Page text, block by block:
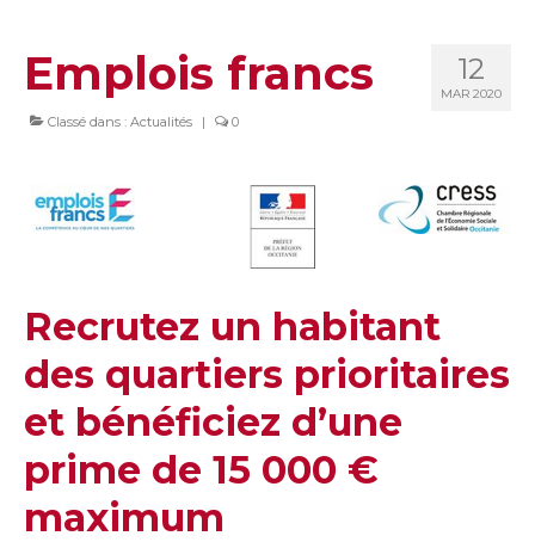
12
MAR 2020
Emplois francs
Classé dans : Actualités | 0
Recrutez un habitant
des quartiers prioritaires
et bénéficiez d’une
prime de 15 000 €
maximum